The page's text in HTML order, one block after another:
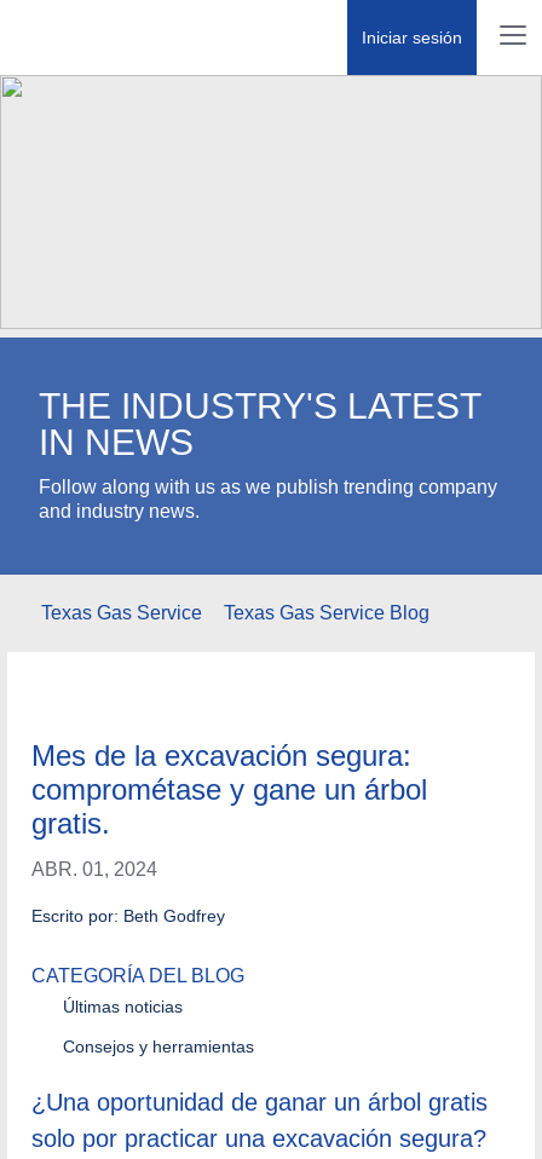
Iniciar sesión
THE INDUSTRY'S LATEST IN
NEWS
Follow along with us as we publish trending company
and industry news.
Texas Gas Service Texas Gas Service Blog
Mes de la excavación segura:
comprométase y gane un árbol
gratis.
ABR. 01, 2024
¿Una oportunidad de ganar un árbol gratis
solo por practicar una excavación segura?
Escrito por: Beth Godfrey
CATEGORÍA DEL BLOG
Últimas noticias
Consejos y herramientas